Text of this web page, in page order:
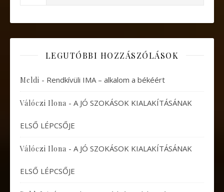
LEGUTÓBBI HOZZÁSZÓLÁSOK
Meldi - Rendkívüli IMA – alkalom a békéért
Válóczi Ilona - A JÓ SZOKÁSOK KIALAKÍTÁSÁNAK
ELSŐ LÉPCSŐJE
Válóczi Ilona - A JÓ SZOKÁSOK KIALAKÍTÁSÁNAK
ELSŐ LÉPCSŐJE